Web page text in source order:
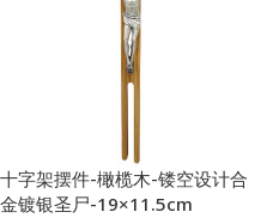
十字架摆件-橄榄木-镂空设计合
金镀银圣尸-19×11.5cm